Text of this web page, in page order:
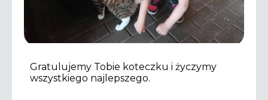
Gratulujemy Tobie koteczku i życzymy
wszystkiego najlepszego.